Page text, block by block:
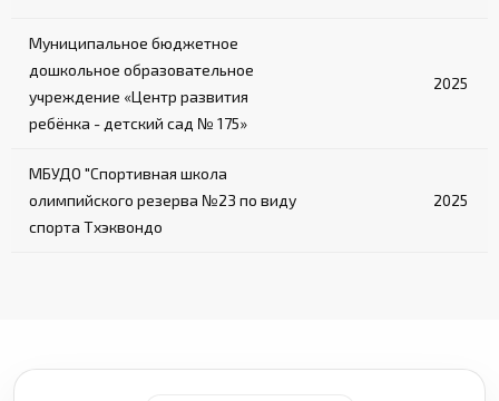
Муниципальное бюджетное
дошкольное образовательное
учреждение «Центр развития
ребёнка - детский сад № 175»
2025
МБУДО "Спортивная школа
олимпийского резерва №23 по виду
спорта Тхэквондо
2025